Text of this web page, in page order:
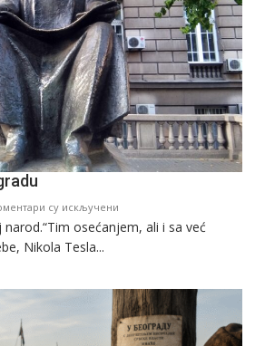
су искључени
Nikola
Beogradu
osećanjem, ali i sa već
Nikola Tesla...